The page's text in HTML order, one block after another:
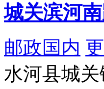
城关滨河
邮政国内
水河县城